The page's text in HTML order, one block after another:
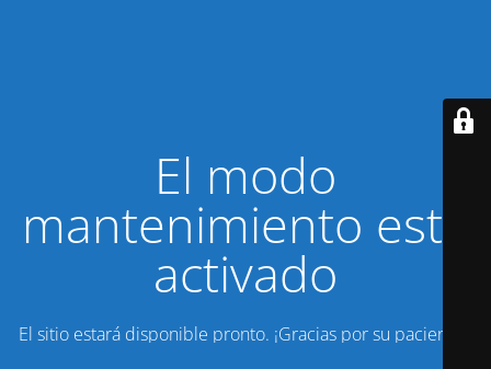
El modo
mantenimiento está
activado
El sitio estará disponible pronto. ¡Gracias por su paciencia!